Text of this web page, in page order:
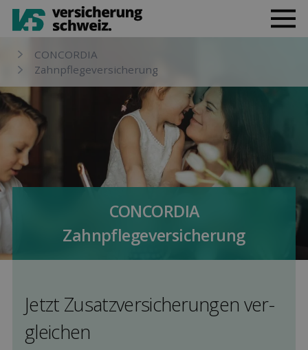
CONCORDIA
Zahnpflegeversicherung
CONCORDIA
Zahnpflegeversicherung
Jetzt Zusatz­versicherungen ver­
gleichen